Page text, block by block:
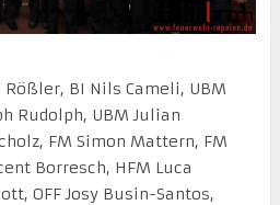
BI Nils Cameli, UBM
Rudolph, UBM Julian
FM Simon Mattern, FM
Borresch, HFM Luca
OFF Josy Busin-Santos,